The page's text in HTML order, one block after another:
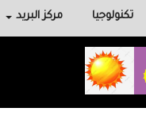
تكنولوجيا مركز البريد